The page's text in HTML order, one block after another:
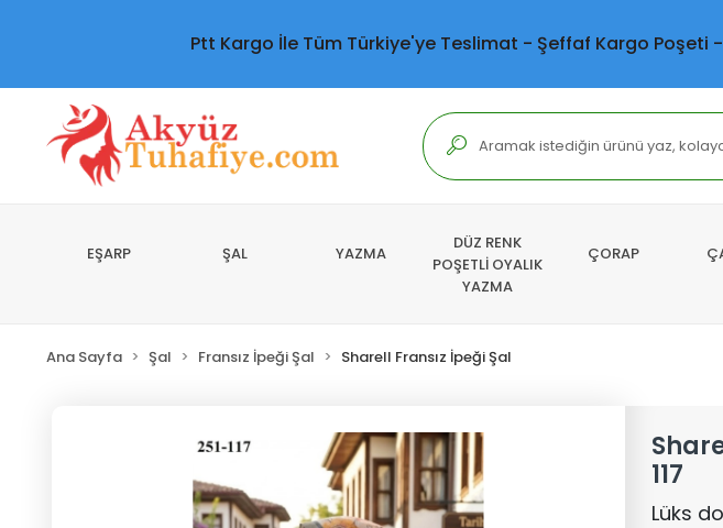
Ptt Kargo İle Tüm Türkiye'ye Teslimat - Şeffaf Kargo Poşeti -
EŞARP ŞAL YAZMA
DÜZ RENK
POŞETLİ OYALIK
YAZMA
ÇORAP
Ana Sayfa Şal Fransız İpeği Şal Sharell Fransız İpeği Şal
117
Lüks